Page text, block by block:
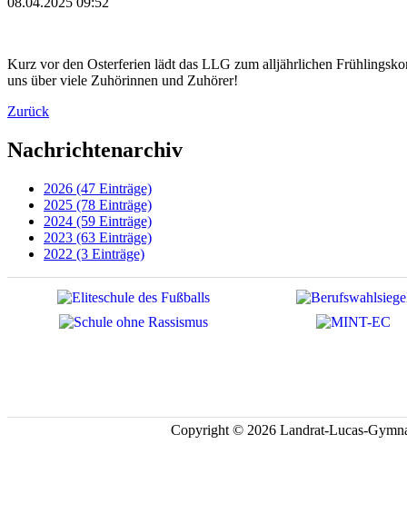
Kurz vor den Osterferien lädt das LLG zum alljährlichen
uns über viele Zuhörinnen und Zuhörer!
Zurück
Nachrichtenarchiv
2026 (47 Einträge)
2025 (78 Einträge)
2024 (59 Einträge)
2023 (63 Einträge)
2022 (3 Einträge)
Copyright © 2026 Landrat-Lucas-